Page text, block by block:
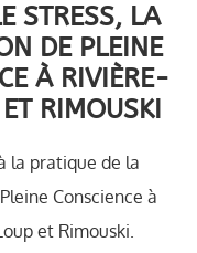
STRESS, LA
DE PLEINE
À RIVIÈRE-
RIMOUSKI
la pratique de la
Conscience à
et Rimouski.